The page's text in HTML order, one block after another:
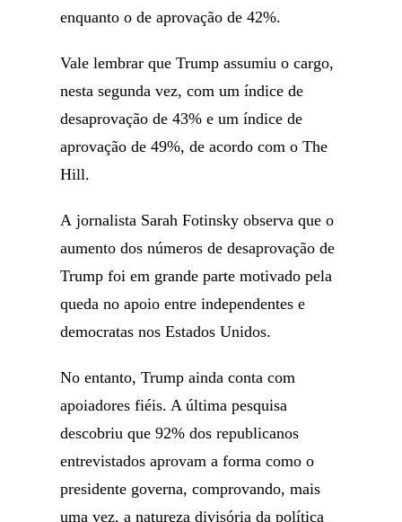
enquanto o de aprovação de 42%.
Vale lembrar que Trump assumiu o cargo,
nesta segunda vez, com um índice de
desaprovação de 43% e um índice de
aprovação de 49%, de acordo com o The
Hill.
A jornalista Sarah Fotinsky observa que o
aumento dos números de desaprovação de
Trump foi em grande parte motivado pela
queda no apoio entre independentes e
democratas nos Estados Unidos.
No entanto, Trump ainda conta com
apoiadores fiéis. A última pesquisa
descobriu que 92% dos republicanos
entrevistados aprovam a forma como o
presidente governa, comprovando, mais
uma vez, a natureza divisória da política